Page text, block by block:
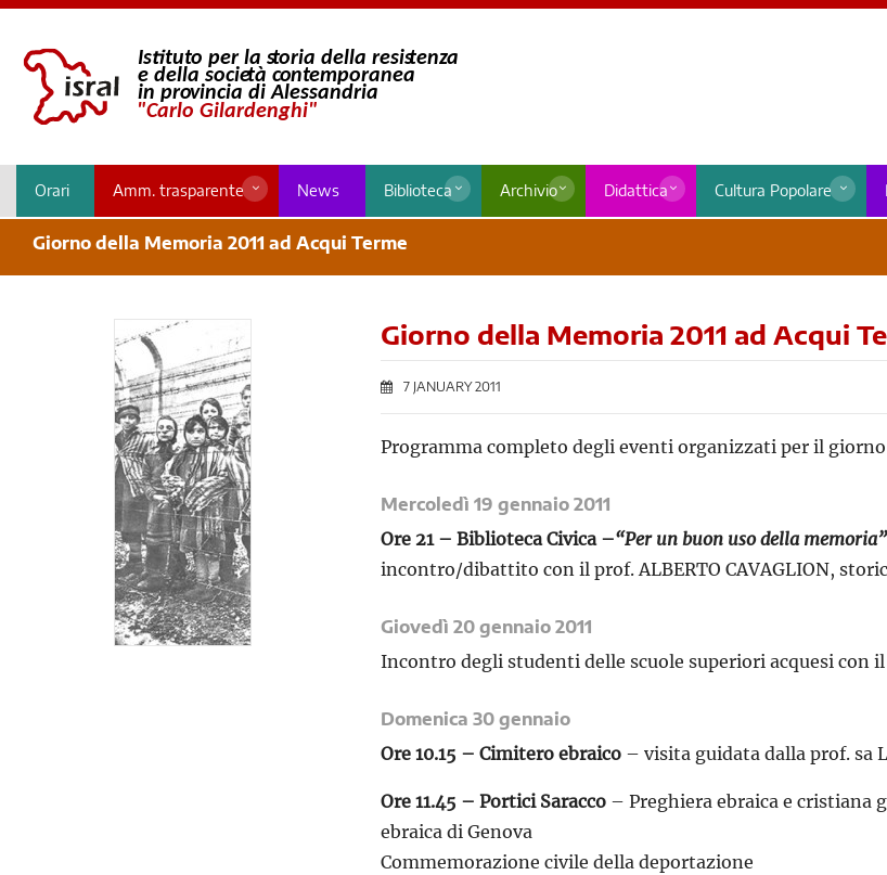
Orari Amm. trasparente News Biblioteca Archivio Didattica Cultura Popolare
Giorno della Memoria 2011 ad Acqui Terme
Giorno della Memoria 2011 ad Acqui
7 JANUARY 2011
Programma completo degli eventi organizzati per il giorno
Mercoledì 19 gennaio 2011
Ore 21 – Biblioteca Civica –“Per un buon uso della memoria”
incontro/dibattito con il prof. ALBERTO CAVAGLION,
Giovedì 20 gennaio 2011
Incontro degli studenti delle scuole superiori acquesi con il
Domenica 30 gennaio
Ore 10.15 – Cimitero ebraico – visita guidata dalla prof. sa
Ore 11.45 – Portici Saracco – Preghiera ebraica e cristiana
ebraica di Genova
Commemorazione civile della deportazione